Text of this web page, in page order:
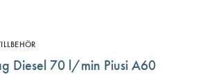
Diesel 70 l/min Piusi A60